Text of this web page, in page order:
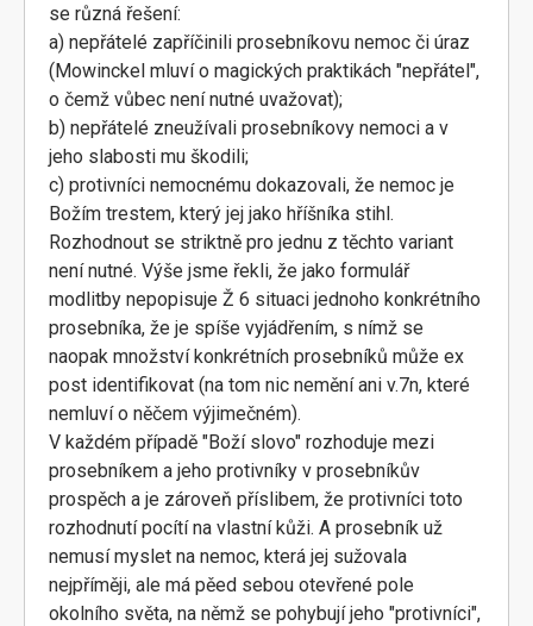
se různá řešení:
a) nepřátelé zapříčinili prosebníkovu nemoc či úraz
(Mowinckel mluví o magických praktikách "nepřátel",
o čemž vůbec není nutné uvažovat);
b) nepřátelé zneužívali prosebníkovy nemoci a v
jeho slabosti mu škodili;
c) protivníci nemocnému dokazovali, že nemoc je
Božím trestem, který jej jako hříšníka stihl.
Rozhodnout se striktně pro jednu z těchto variant
není nutné. Výše jsme řekli, že jako formulář
modlitby nepopisuje Ž 6 situaci jednoho konkrétního
prosebníka, že je spíše vyjádřením, s nímž se
naopak množství konkrétních prosebníků může ex
post identifikovat (na tom nic nemění ani v.7n, které
nemluví o něčem výjimečném).
V každém případě "Boží slovo" rozhoduje mezi
prosebníkem a jeho protivníky v prosebníkův
prospěch a je zároveň příslibem, že protivníci toto
rozhodnutí pocítí na vlastní kůži. A prosebník už
nemusí myslet na nemoc, která jej sužovala
nejpříměji, ale má pěed sebou otevřené pole
okolního světa, na němž se pohybují jeho "protivníci",